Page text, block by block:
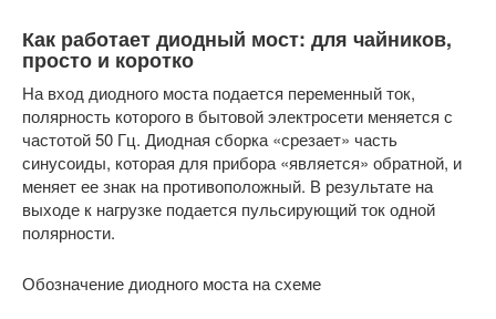
Как работает диодный мост: для чайников,
просто и коротко
На вход диодного моста подается переменный ток,
полярность которого в бытовой электросети меняется с
частотой 50 Гц. Диодная сборка «срезает» часть
синусоиды, которая для прибора «является» обратной, и
меняет ее знак на противоположный. В результате на
выходе к нагрузке подается пульсирующий ток одной
полярности.
Обозначение диодного моста на схеме